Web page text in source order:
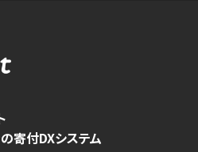
寄付DXシステム